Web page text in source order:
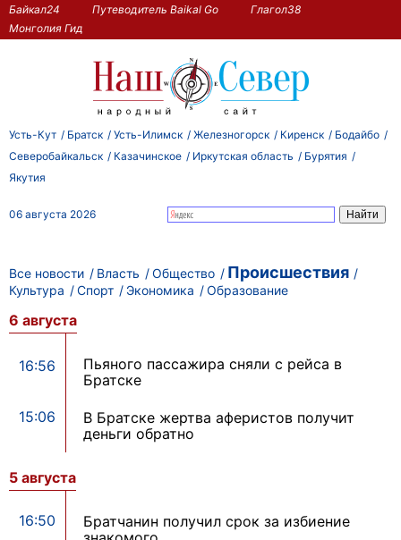
Байкал24 Путеводитель Baikal Go
Глагол38
Монголия Гид
Усть-Кут Братск Усть-Илимск Железногорск Киренск
Бодайбо
Северобайкальск
Казачинское Иркутская область
Бурятия
Якутия
06 августа 2026
Все новости Власть Общество Происшествия
Культура Спорт Экономика Образование
6 августа
16:56
Пьяного пассажира сняли с рейса в
Братске
15:06
В Братске жертва аферистов получит
деньги обратно
5 августа
16:50
Братчанин получил срок за избиение